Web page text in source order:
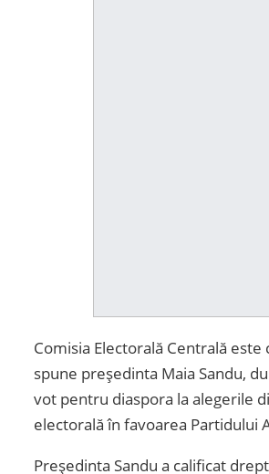
Comisia Electorală Centrală
spune președinta Maia Sandu,
vot pentru diaspora la alegerile
electorală în favoarea Partidului
Președinta Sandu a calificat